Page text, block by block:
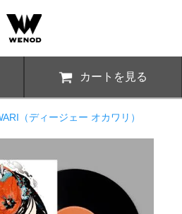
カートを見る
（ディージェー オカワリ）